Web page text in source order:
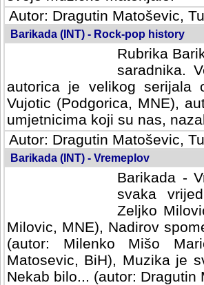
Autor: Dragutin Matoševic,
Barikada (INT) - Rock-pop history
Rubrika
saradnika.
autorica je velikog serijala
Vujotic (Podgorica, MNE),
umjetnicima koji su nas,
Autor: Dragutin Matoševic,
Barikada (INT) - Vremeplov
Barikada -
svaka
Milovic,
MNE), Nadirov spomenar
Milenko Mišo Maric, UK),
Muzika je svirala (autor:
(autor: Dragutin Matosevic,